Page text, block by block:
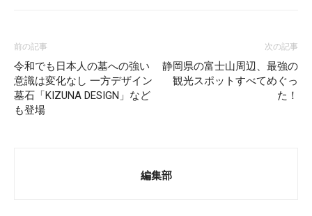
前の記事
令和でも日本人の墓への強い
意識は変化なし 一方デザイン
墓石「KIZUNA DESIGN」など
も登場
次の記事
静岡県の富士山周辺、最強の
観光スポットすべてめぐっ
た！
編集部